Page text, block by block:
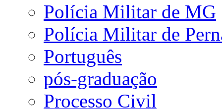
Polícia Militar de MG
Polícia Militar de
Português
pós-graduação
Processo Civil